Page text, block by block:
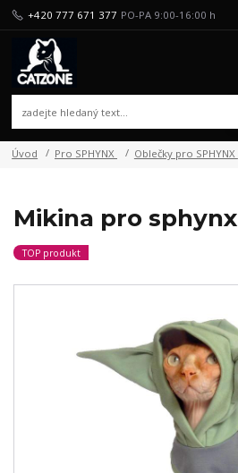
+420 777 671 377 PO-PA 9:00-16:00 h
Úvod Pro SPHYNX Oblečky pro SPHYNX
Mikina pro sphynx
TOP produkt